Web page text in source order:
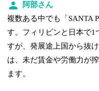
阿部さん
複数ある中でも「SANTA
す。フィリピンと日本で1
すが、発展途上国から抜
は、未だ賃金や労働力が
ます。